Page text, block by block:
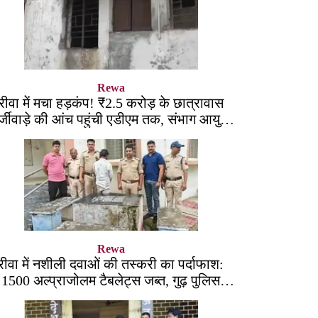
Rewa
में मचा हड़कंप! ₹2.5 करोड़ के छात्रावास
की आंच पहुंची एडीएम तक, संभाग आयुक्त
को भेजा एक्शन लेटर
Rewa
में नशीली दवाओं की तस्करी का पर्दाफाश:
1500 अल्प्राजोलम टैबलेट्स जब्त, गुढ़ पुलिस
खंगाल रही सप्लाई चेन